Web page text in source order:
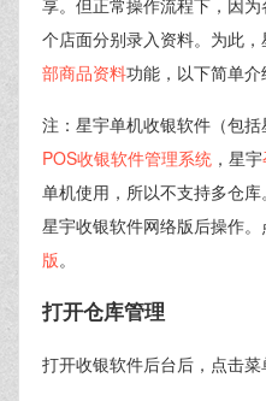
享。但正常操作流程下，因
个店面分别录入资料。为此，
部商品资料功能，以下简单介
注：星宇单机收银软件（包
POS收银软件管理系统 ，星宇
单机使用，所以不支持多仓
星宇收银软件网络版后操作
版。
打开仓库管理
打开收银软件后台后，点击菜